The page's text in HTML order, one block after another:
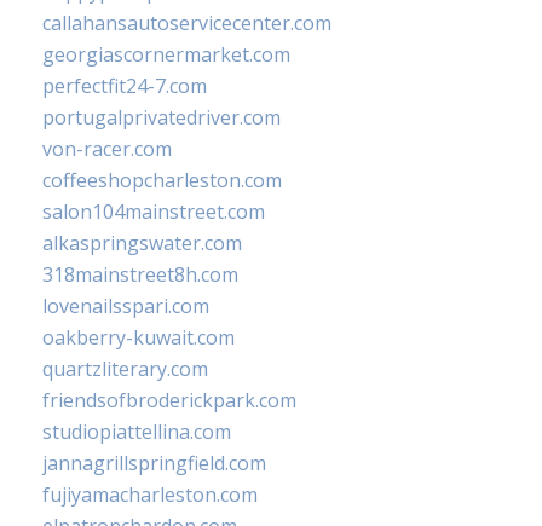
callahansautoservicecenter.com
georgiascornermarket.com
perfectfit24-7.com
portugalprivatedriver.com
von-racer.com
coffeeshopcharleston.com
salon104mainstreet.com
alkaspringswater.com
318mainstreet8h.com
lovenailsspari.com
oakberry-kuwait.com
quartzliterary.com
friendsofbroderickpark.com
studiopiattellina.com
jannagrillspringfield.com
fujiyamacharleston.com